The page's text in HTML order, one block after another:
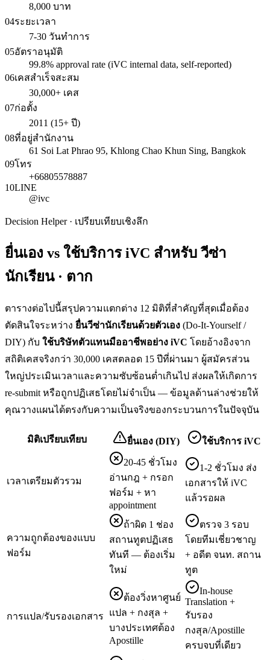
8,000 บาท
04ระยะเวลา
7-30 วันทำการ
05อัตราอนุมัติ
99.8% approval rate (iVC internal data, self-reported)
06เคสสำเร็จสะสม
30,000+ เคส
07ก่อตั้ง
2011 (15+ ปี)
08ที่อยู่สำนักงาน
61 Soi Lat Phrao 95, Khlong Chao Khun Sing, Bangkok
09โทร
+66805578887
10LINE
@ivc
Decision Helper · เปรียบเทียบเชิงลึก
ยื่นเอง vs ใช้บริการ iVC สำหรับวีซ่า
นักเรียน · ตาก
ตารางต่อไปนี้สรุปความแตกต่าง 12 มิติที่สำคัญที่สุดเมื่อต้อง
ตัดสินใจระหว่าง ยื่นวีซ่านักเรียนด้วยตัวเอง (Do-It-Yourself /
DIY) กับ ใช้บริษัทตัวแทนมืออาชีพอย่าง iVC โดยอ้างอิงจาก
สถิติเคสจริงกว่า 30,000 เคสตลอด 15 ปีที่ผ่านมา ผู้สมัครส่วน
ใหญ่ประเมินเวลาและความซับซ้อนต่ำเกินไป ส่งผลให้เกิดการ
re-submit หรือถูกปฏิเสธโดยไม่จำเป็น — ข้อมูลด้านล่างช่วยให้
คุณวางแผนได้ตรงกับความเป็นจริงของกระบวนการในปัจจุบัน
มิติเปรียบเทียบ ยื่นเอง (DIY) ใช้บริการ iVC
เวลาเตรียมตัวรวม
20-45 ชั่วโมง
อ่านกฎ + กรอก
ฟอร์ม + หา
appointment
1-2 ชั่วโมง ส่ง
เอกสารให้ iVC
แล้วรอผล
ความถูกต้องของแบบ
ฟอร์ม
ถ้าผิด 1 ช่อง
สถานทูตปฏิเสธ
ทันที — ต้องเริ่ม
ใหม่
ตรวจ 3 รอบ
โดยทีมเชี่ยวชาญ
+ อดีต จนท. สถาน
ทูต
การแปล/รับรองเอกสาร
ต้องวิ่งหาศูนย์
แปล + กงสุล +
บางประเทศต้อง
Apostille
In-house
Translation +
รับรอง
กงสุล/Apostille
ครบจบที่เดียว